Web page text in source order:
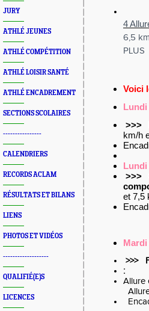
JURY
ATHLÉ JEUNES
ATHLÉ COMPÉTITION
ATHLÉ LOISIR SANTÉ
ATHLÉ ENCADREMENT
SECTIONS SCOLAIRES
----------------
CALENDRIERS
RECORDS ACLAM
RÉSULTATS ET BILANS
LIENS
PHOTOS ET VIDÉOS
-------------------
QUALIFIÉ(E)S
LICENCES
4
6,5
PLUS
Voici
Lundi
>>>
km/h
Lundi
>>>
et 7,5
Mardi
>>>
:
Allure